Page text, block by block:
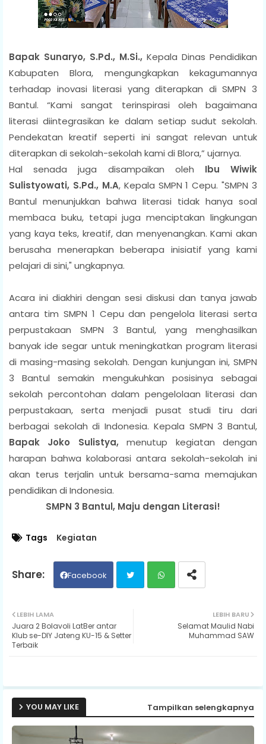
Bapak Sunaryo, S.Pd., M.Si., Kepala Dinas Pendidikan
Kabupaten Blora, mengungkapkan kekagumannya
terhadap inovasi literasi yang diterapkan di SMPN 3
Bantul. “Kami sangat terinspirasi oleh bagaimana
literasi diintegrasikan ke dalam setiap sudut sekolah.
Pendekatan kreatif seperti ini sangat relevan untuk
diterapkan di sekolah-sekolah kami di Blora,” ujarnya.
Hal senada juga disampaikan oleh IbuWiwik
Sulistyowati, S.Pd., M.A, Kepala SMPN 1 Cepu. "SMPN 3
Bantul menunjukkan bahwa literasi tidak hanya soal
membaca buku, tetapi juga menciptakan lingkungan
yang kaya teks, kreatif, dan menyenangkan. Kami akan
berusaha menerapkan beberapa inisiatif yang kami
pelajari di sini," ungkapnya.
Acara ini diakhiri dengan sesi diskusi dan tanya jawab
antara tim SMPN 1 Cepu dan pengelola literasi serta
perpustakaan SMPN 3 Bantul, yang menghasilkan
banyak ide segar untuk meningkatkan program literasi
di masing-masing sekolah. Dengan kunjungan ini, SMPN
3 Bantul semakin mengukuhkan posisinya sebagai
sekolah percontohan dalam pengelolaan literasi dan
perpustakaan, serta menjadi pusat studi tiru dari
berbagai sekolah di Indonesia. Kepala SMPN 3 Bantul,
Bapak Joko Sulistya,menutup kegiatan dengan
harapan bahwa kolaborasi antara sekolah-sekolah ini
akan terus terjalin untuk bersama-sama memajukan
pendidikan di Indonesia.
SMPN 3 Bantul, Maju dengan Literasi!
Tags Kegiatan
Facebook
LEBIH BARU
Selamat Maulid Nabi
Muhammad SAW
LEBIH LAMA
Juara 2 Bolavoli LatBer antar
Klub se-DIY Jateng KU-15 & Setter
Terbaik
YOU MAY LIKE Tampilkan selengkapnya